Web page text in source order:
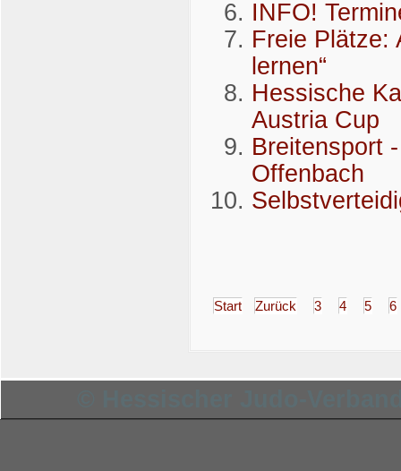
INFO!
Freie Plätze:
lernen“
Hessische
Austria Cup
Breitensport
Offenbach
Start Zurück 3 4 5 6